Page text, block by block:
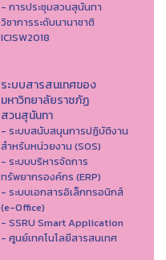
- การประชุมสวนสุนันทา
วิชาการระดับนานาชาติ
ICISW2018
ระบบสารสนเทศของ
มหาวิทยาลัยราชภัฏ
สวนสุนันทา
- ระบบสนับสนุนการปฏิบัติงาน
สำหรับหน่วยงาน (SOS)
- ระบบบริหารจัดการ
ทรัพยากรองค์กร (ERP)
- ระบบเอกสารอิเล็กทรอนิกส์
(e-Office)
- SSRU Smart Application
- ศูนย์เทคโนโลยีสารสนเทศ